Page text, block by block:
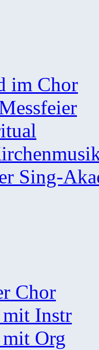
im Chor
Sing-
Chor
mit Instr
Org